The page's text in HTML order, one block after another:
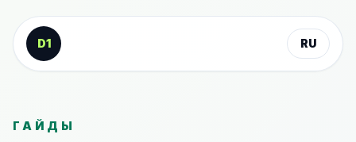
К содержанию
D1
RU
ГАЙДЫ